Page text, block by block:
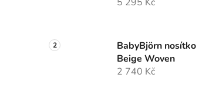
BabyBjörn nosítko
Beige Woven
2 740 Kč